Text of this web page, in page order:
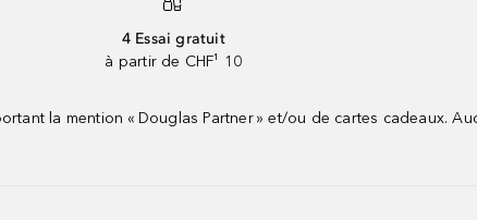
4 Essai gratuit
à partir de CHF¹ 10
la mention « Douglas Partner » et/ou de cartes cadeaux.